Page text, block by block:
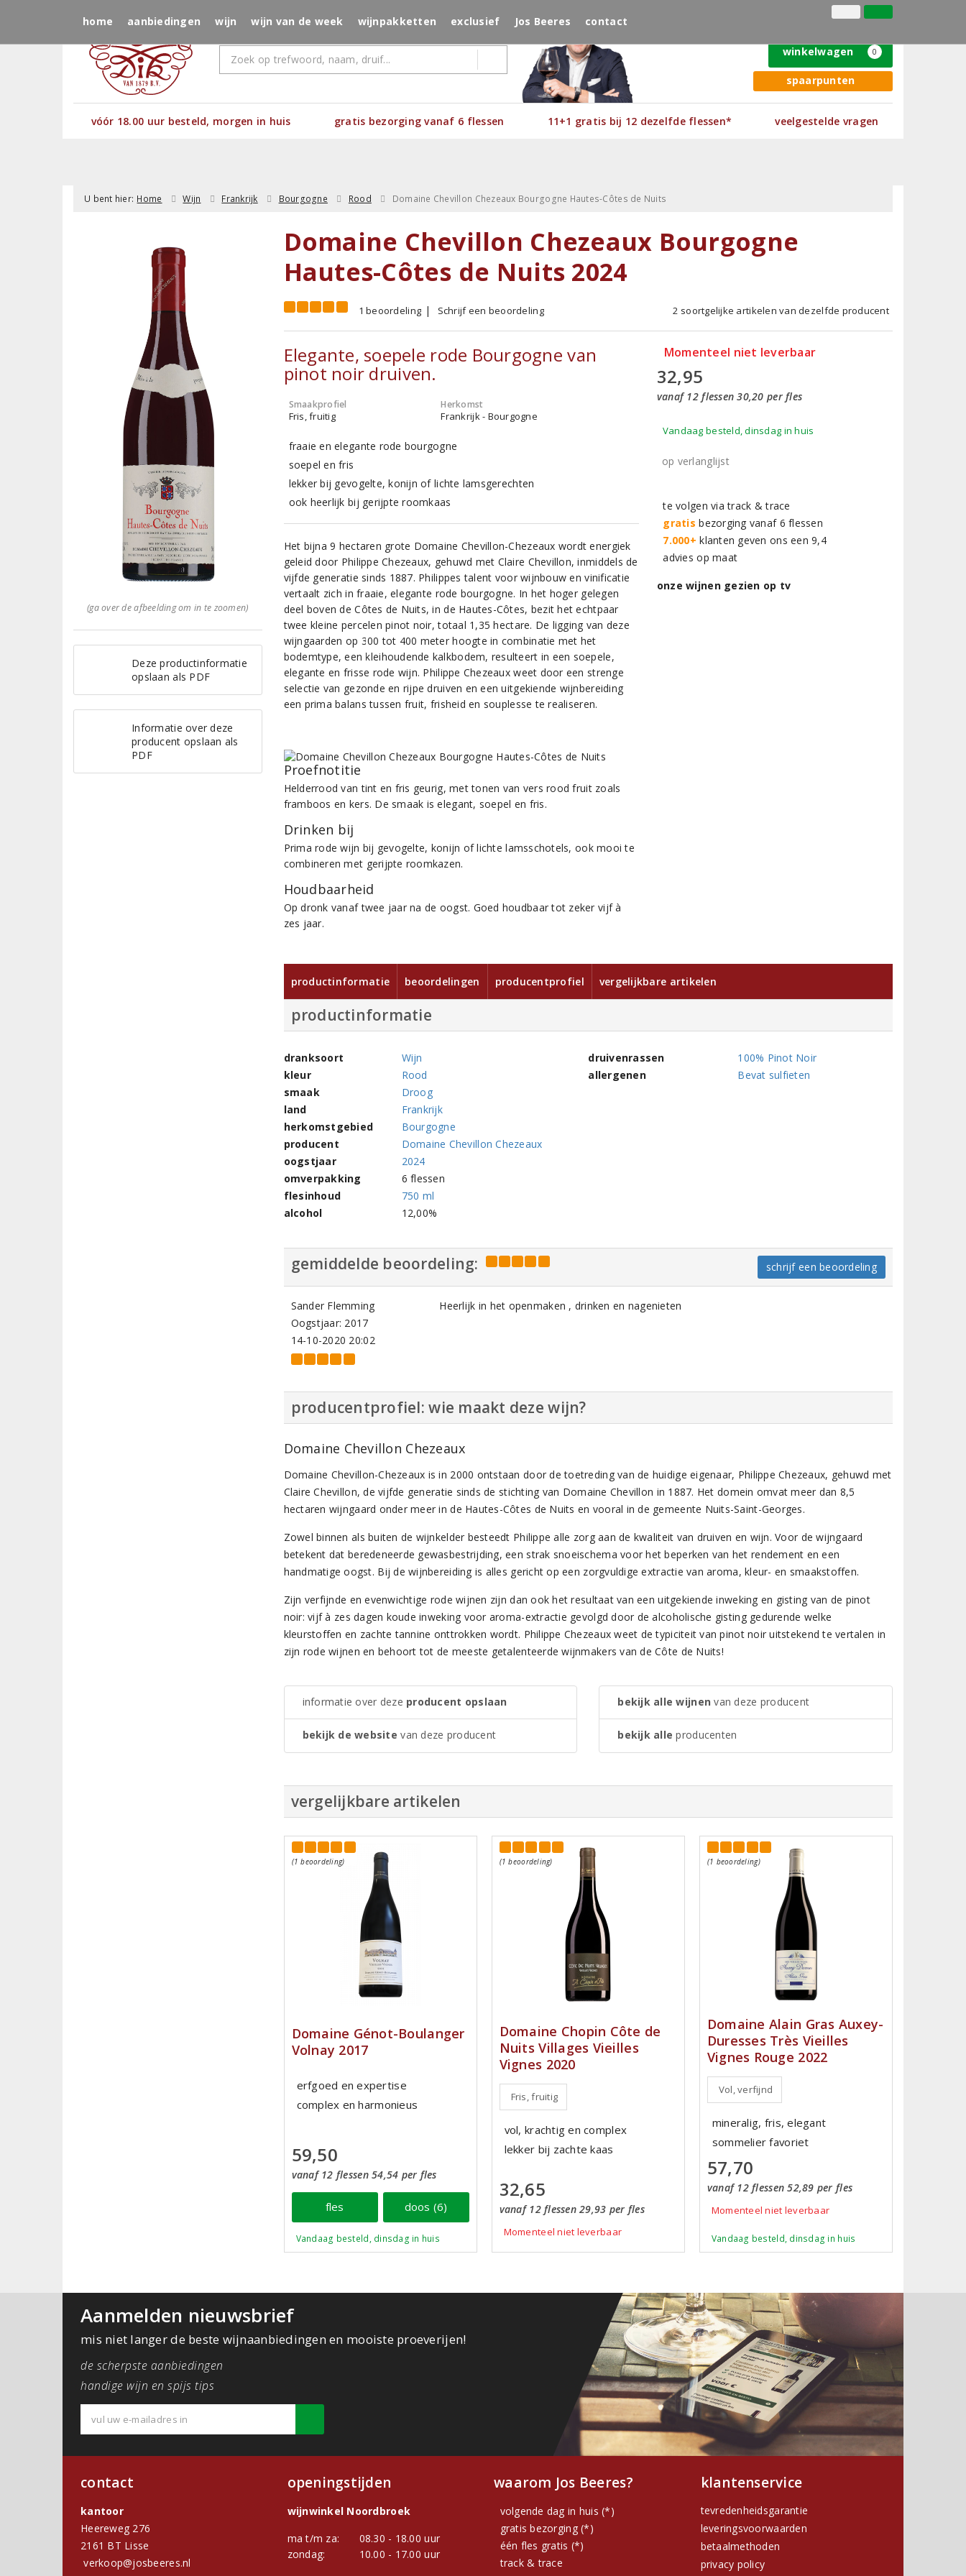
klantenservice
spaarpunten
winkelwagen 0
vóór 18.00 uur besteld, morgen in huis gratis bezorging vanaf 6 flessen 11+1 gratis bij 12 dezelfde flessen* veelgestelde vragen
home aanbiedingen wijn wijn van de week wijnpakketten exclusief Jos Beeres contact
U bent hier: Home Wijn Frankrijk Bourgogne Rood Domaine Chevillon Chezeaux Bourgogne Hautes-Côtes de Nuits
(ga over de afbeelding om in te zoomen)
Deze productinformatie
opslaan als PDF
Informatie over deze
producent opslaan als
PDF
Domaine Chevillon Chezeaux Bourgogne
Hautes-Côtes de Nuits 2024
1 beoordeling Schrijf een beoordeling 2 soortgelijke artikelen van dezelfde producent
Elegante, soepele rode Bourgogne van
pinot noir druiven.
Smaakprofiel
Fris, fruitig
Herkomst
Frankrijk - Bourgogne
fraaie en elegante rode bourgogne
soepel en fris
lekker bij gevogelte, konijn of lichte lamsgerechten
ook heerlijk bij gerijpte roomkaas
Het bijna 9 hectaren grote Domaine Chevillon-Chezeaux wordt energiek
geleid door Philippe Chezeaux, gehuwd met Claire Chevillon, inmiddels de
vijfde generatie sinds 1887. Philippes talent voor wijnbouw en vinificatie
vertaalt zich in fraaie, elegante rode bourgogne. In het hoger gelegen
deel boven de Côtes de Nuits, in de Hautes-Côtes, bezit het echtpaar
twee kleine percelen pinot noir, totaal 1,35 hectare. De ligging van deze
wijngaarden op 300 tot 400 meter hoogte in combinatie met het
bodemtype, een kleihoudende kalkbodem, resulteert in een soepele,
elegante en frisse rode wijn. Philippe Chezeaux weet door een strenge
selectie van gezonde en rijpe druiven en een uitgekiende wijnbereiding
een prima balans tussen fruit, frisheid en souplesse te realiseren.
Proefnotitie
Helderrood van tint en fris geurig, met tonen van vers rood fruit zoals
framboos en kers. De smaak is elegant, soepel en fris.
Drinken bij
Prima rode wijn bij gevogelte, konijn of lichte lamsschotels, ook mooi te
combineren met gerijpte roomkazen.
Houdbaarheid
Op dronk vanaf twee jaar na de oogst. Goed houdbaar tot zeker vijf à
zes jaar.
Momenteel niet leverbaar
32,95
vanaf 12 flessen 30,20 per fles
Vandaag besteld, dinsdag in huis
op verlanglijst
te volgen via track & trace
gratis bezorging vanaf 6 flessen
7.000+ klanten geven ons een 9,4
advies op maat
onze wijnen gezien op tv
productinformatie beoordelingen producentprofiel vergelijkbare artikelen
productinformatie
dranksoort
Wijn
kleur
Rood
smaak
Droog
land
Frankrijk
herkomstgebied
Bourgogne
producent
Domaine Chevillon Chezeaux
oogstjaar
2024
omverpakking
6 flessen
flesinhoud
750 ml
alcohol
12,00%
druivenrassen
100% Pinot Noir
allergenen
Bevat sulfieten
gemiddelde beoordeling: schrijf een beoordeling
Sander Flemming
Oogstjaar: 2017
14-10-2020 20:02
Heerlijk in het openmaken , drinken en nagenieten
producentprofiel: wie maakt deze wijn?
Domaine Chevillon Chezeaux
Domaine Chevillon-Chezeaux is in 2000 ontstaan door de toetreding van de huidige eigenaar, Philippe Chezeaux, gehuwd met
Claire Chevillon, de vijfde generatie sinds de stichting van Domaine Chevillon in 1887. Het domein omvat meer dan 8,5
hectaren wijngaard onder meer in de Hautes-Côtes de Nuits en vooral in de gemeente Nuits-Saint-Georges.
Zowel binnen als buiten de wijnkelder besteedt Philippe alle zorg aan de kwaliteit van druiven en wijn. Voor de wijngaard
betekent dat beredeneerde gewasbestrijding, een strak snoeischema voor het beperken van het rendement en een
handmatige oogst. Bij de wijnbereiding is alles gericht op een zorgvuldige extractie van aroma, kleur- en smaakstoffen.
Zijn verfijnde en evenwichtige rode wijnen zijn dan ook het resultaat van een uitgekiende inweking en gisting van de pinot
noir: vijf à zes dagen koude inweking voor aroma-extractie gevolgd door de alcoholische gisting gedurende welke
kleurstoffen en zachte tannine onttrokken wordt. Philippe Chezeaux weet de typiciteit van pinot noir uitstekend te vertalen in
zijn rode wijnen en behoort tot de meeste getalenteerde wijnmakers van de Côte de Nuits!
informatie over deze producent opslaan
bekijk de website van deze producent
bekijk alle wijnen van deze producent
bekijk alle producenten
vergelijkbare artikelen
(1 beoordeling)
Domaine Génot-Boulanger
Volnay 2017
erfgoed en expertise
complex en harmonieus
59,50
vanaf 12 flessen 54,54 per fles
fles doos (6)
Vandaag besteld, dinsdag in huis
(1 beoordeling)
Domaine Chopin Côte de
Nuits Villages Vieilles
Vignes 2020
Fris, fruitig
vol, krachtig en complex
lekker bij zachte kaas
32,65
vanaf 12 flessen 29,93 per fles
Momenteel niet leverbaar
(1 beoordeling)
Domaine Alain Gras Auxey-
Duresses Très Vieilles
Vignes Rouge 2022
Vol, verfijnd
mineralig, fris, elegant
sommelier favoriet
57,70
vanaf 12 flessen 52,89 per fles
Momenteel niet leverbaar
Vandaag besteld, dinsdag in huis
Aanmelden nieuwsbrief
mis niet langer de beste wijnaanbiedingen en mooiste proeverijen!
de scherpste aanbiedingen
handige wijn en spijs tips
contact
kantoor
Heereweg 276
2161 BT Lisse
verkoop@josbeeres.nl
openingstijden
wijnwinkel Noordbroek
ma t/m za:
08.30 - 18.00 uur
zondag:
10.00 - 17.00 uur
waarom Jos Beeres?
volgende dag in huis (*)
gratis bezorging (*)
één fles gratis (*)
track & trace
klantenservice
tevredenheidsgarantie
leveringsvoorwaarden
betaalmethoden
privacy policy